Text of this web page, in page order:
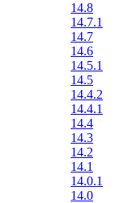
14.8
14.7.1
14.7
14.6
14.5.1
14.5
14.4.2
14.4.1
14.4
14.3
14.2
14.1
14.0.1
14.0